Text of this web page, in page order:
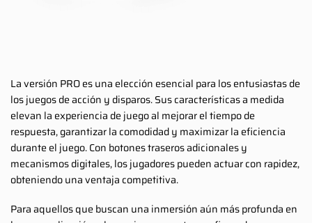
La versión PRO es una elección esencial para los entusiastas de
los juegos de acción y disparos. Sus características a medida
elevan la experiencia de juego al mejorar el tiempo de
respuesta, garantizar la comodidad y maximizar la eficiencia
durante el juego. Con botones traseros adicionales y
mecanismos digitales, los jugadores pueden actuar con rapidez,
obteniendo una ventaja competitiva.
Para aquellos que buscan una inmersión aún más profunda en